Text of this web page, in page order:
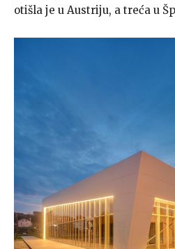
otišla je u Austriju, a treća u